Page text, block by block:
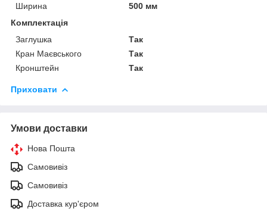
Ширина
500 мм
Комплектація
Заглушка
Так
Кран Маєвського
Так
Кронштейн
Так
Приховати
Умови доставки
Нова Пошта
Самовивіз
Самовивіз
Доставка кур'єром